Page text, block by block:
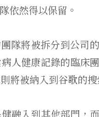
依然得以保留。
隊將被拆分到公司
人健康記錄的臨床
將被納入到谷歌的搜
融入到其他部門，